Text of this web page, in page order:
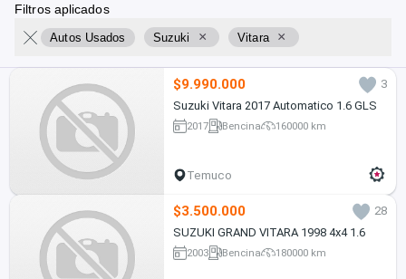
Filtros aplicados
Autos Usados Suzuki × Vitara ×
$9.990.000
3
Suzuki Vitara 2017 Automatico 1.6 GLS
2017 Bencina 160000 km
Temuco
$3.500.000
28
SUZUKI GRAND VITARA 1998 4x4 1.6
2003 Bencina 180000 km